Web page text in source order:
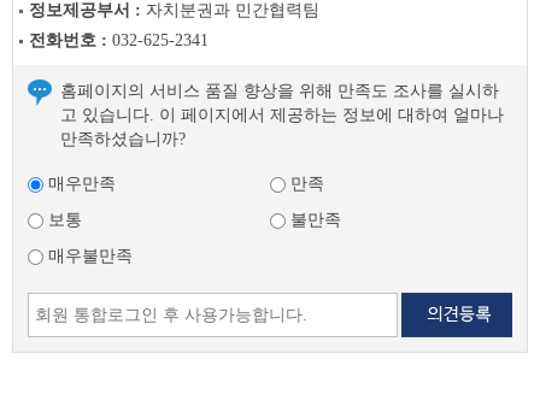
정보제공부서 : 자치분권과 민간협력팀
전화번호 : 032-625-2341
홈페이지의 서비스 품질 향상을 위해 만족도 조사를 실시하
고 있습니다. 이 페이지에서 제공하는 정보에 대하여 얼마나
만족하셨습니까?
매우만족
만족
보통
불만족
매우불만족